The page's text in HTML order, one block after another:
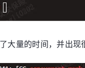
大量的时间，并出现